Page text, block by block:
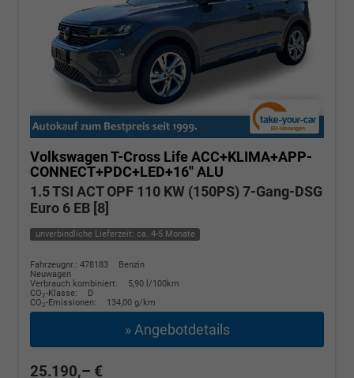
Volkswagen T-Cross Life ACC+KLIMA+APP-
CONNECT+PDC+LED+16'' ALU
1.5 TSI ACT OPF 110 KW (150PS) 7-Gang-DSG
Euro 6 EB [8]
unverbindliche Lieferzeit: ca. 4-5 Monate
Fahrzeugnr.: 478183
Benzin
Neuwagen
Verbrauch kombiniert:
5,90 l/100km
CO2-Klasse:
D
CO2-Emissionen: 134,00 g/km
» Angebotdetails
25.190,– €